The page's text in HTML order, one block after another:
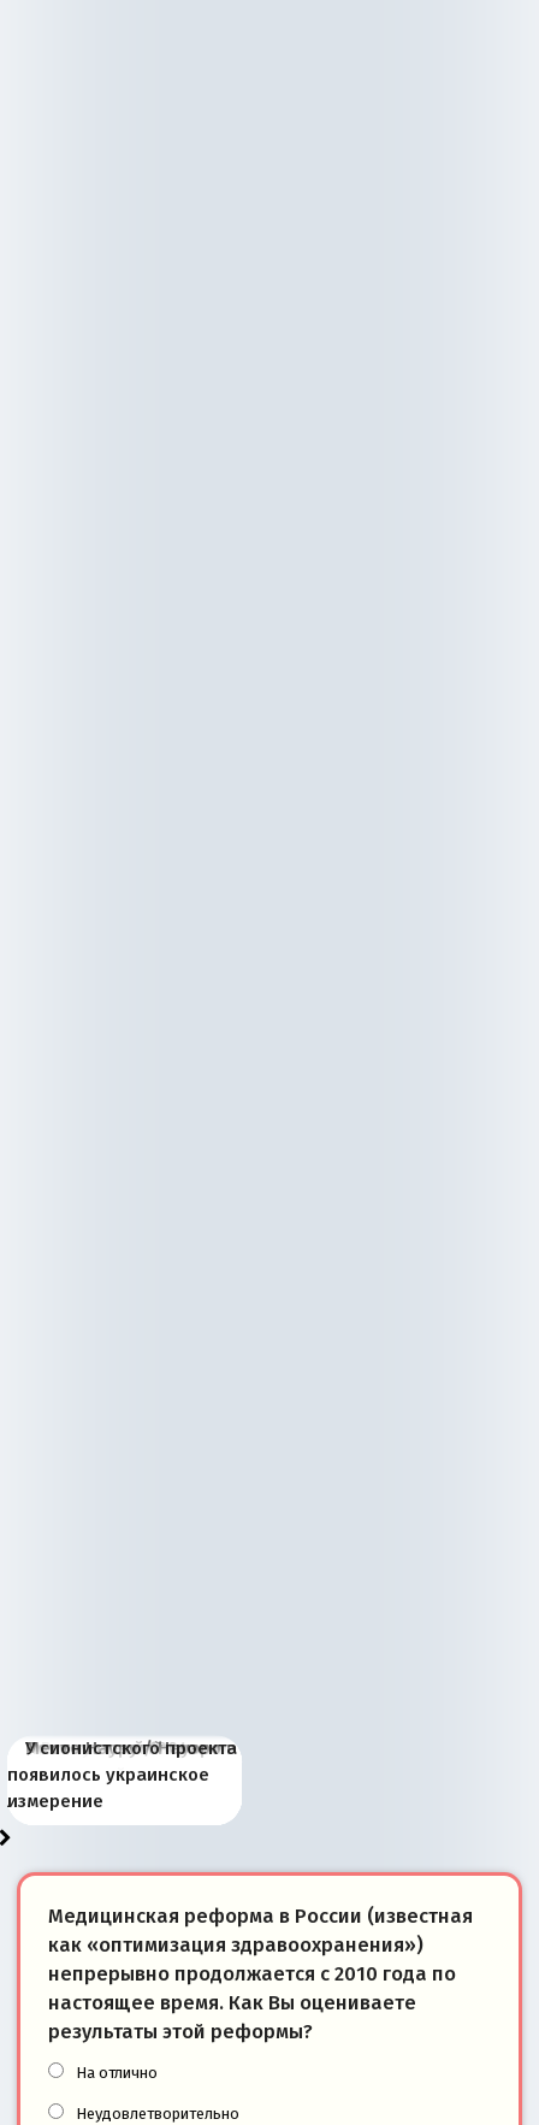
Киевская марионетка
Запада рассказала о
«переобувании» хозяев
В России назрели
перемены: 15 шагов к
суверенной экономике
Миграционный пожар
Европы
Россия начинает
сбрасывать балласт
Анкориджа
Россия зимой 1904
года: первые уступки во
внутренней политике
Русская нация вчера и
сегодня
Почему правый крах в
Варшаве не поможет её
отношениям с Россией?
Место Науру / Науэро в
современной истории
Южной Осетии
У сионистского проекта
появилось украинское
измерение
Медицинская реформа в России (известная
как «оптимизация здравоохранения»)
непрерывно продолжается с 2010 года по
настоящее время. Как Вы оцениваете
результаты этой реформы?
На отлично
Неудовлетворительно